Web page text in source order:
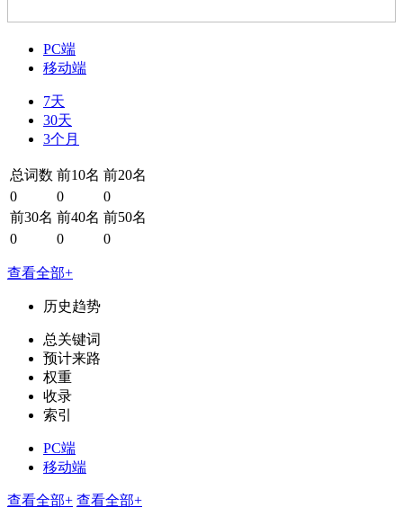
PC端
移动端
7天
30天
3个月
总词数 前10名 前20名
0
0
0
前30名 前40名 前50名
0
0 0
查看全部+
历史趋势
总关键词
预计来路
权重
收录
索引
PC端
移动端
查看全部+ 查看全部+